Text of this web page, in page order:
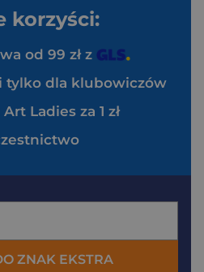
korzyści:
od 99 zł z
tylko dla klubowiczów
Ladies za 1 zł
ZNAK EKSTRA